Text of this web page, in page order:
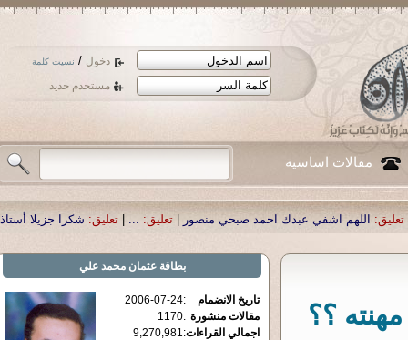
دخول / نسيت كلمة
مستخدم جديد
مقالات اساسية
احمد صبحي منصور| تعليق: ...
|تعليق: شكرا جزيلا أستاذ حمد الحمد .أكرمكم
؟؟
بطاقةعثمان محمد علي
تاريخ الانضمام :
2006-07-24
مقالات منشورة :
1170
اجمالي القراءات:
9,270,981